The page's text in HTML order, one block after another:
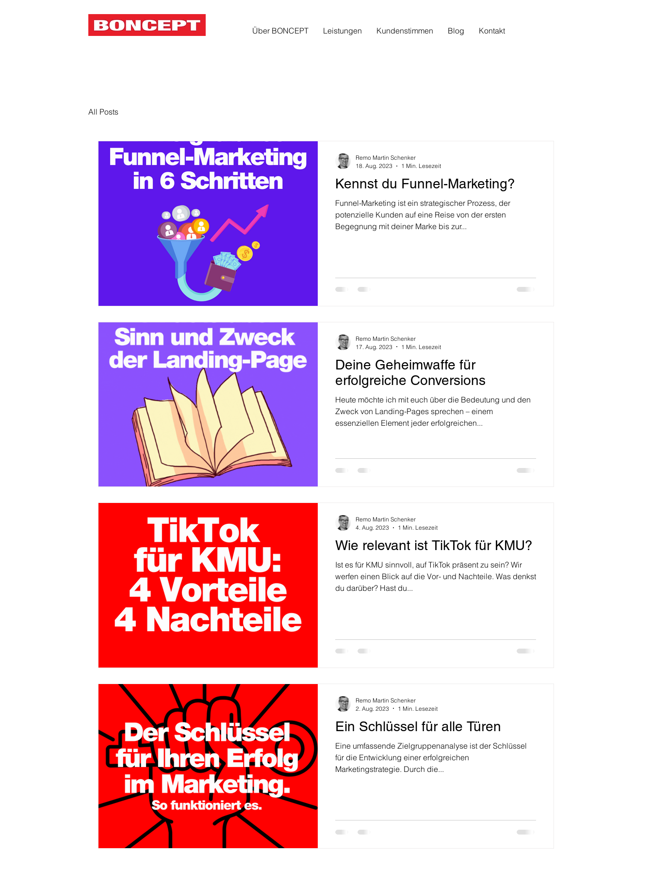
Über BONCEPT Leistungen Kundenstimmen Blog Kontakt
All Posts
Kennst du Funnel-Marketing?
Funnel-Marketing ist ein strategischer Prozess, der
potenzielle Kunden auf eine Reise von der ersten
Begegnung mit deiner Marke bis zur...
Remo Martin Schenker
18. Aug. 2023
1 Min. Lesezeit
Deine Geheimwaffe für
erfolgreiche Conversions
Heute möchte ich mit euch über die Bedeutung und den
Zweck von Landing-Pages sprechen – einem
essenziellen Element jeder erfolgreichen...
Remo Martin Schenker
17. Aug. 2023
1 Min. Lesezeit
Wie relevant ist TikTok für KMU?
Ist es für KMU sinnvoll, auf TikTok präsent zu sein? Wir
werfen einen Blick auf die Vor- und Nachteile. Was denkst
du darüber? Hast du...
Remo Martin Schenker
4. Aug. 2023
1 Min. Lesezeit
Ein Schlüssel für alle Türen
Eine umfassende Zielgruppenanalyse ist der Schlüssel
für die Entwicklung einer erfolgreichen
Marketingstrategie. Durch die...
Remo Martin Schenker
2. Aug. 2023
1 Min. Lesezeit